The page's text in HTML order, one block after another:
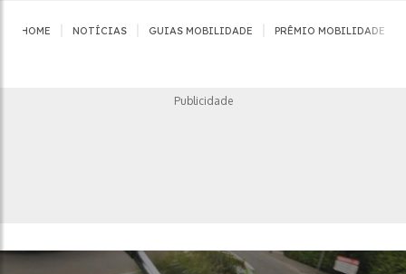
HOME NOTÍCIAS GUIAS MOBILIDADE PRÊMIO MOBILIDADE
Publicidade